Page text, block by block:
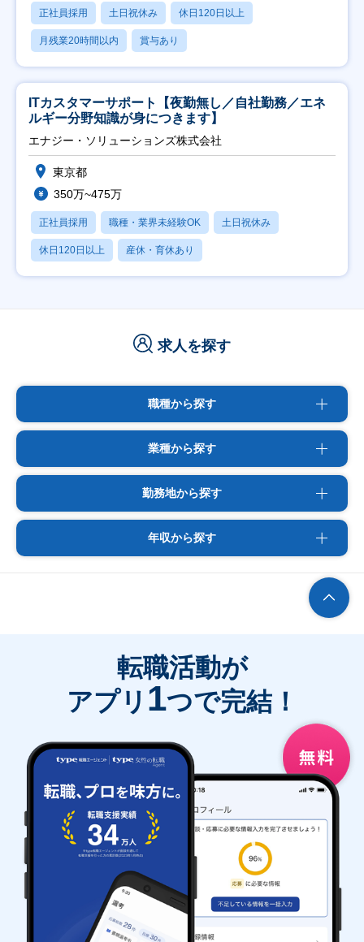
正社員採用 土日祝休み 休日120日以上
月残業20時間以内 賞与あり
ITカスタマーサポート【夜勤無し／自社勤務／エネ
ルギー分野知識が身につきます】
エナジー・ソリューションズ株式会社
東京都
350万~475万
正社員採用 職種・業界未経験OK 土日祝休み
休日120日以上 産休・育休あり
求人を探す
職種から探す
業種から探す
勤務地から探す
年収から探す
転職活動が
アプリ 1つで完結！